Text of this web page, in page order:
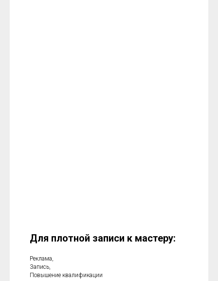
Для плотной записи к мастеру:
Реклама,
Запись,
Повышение квалификации